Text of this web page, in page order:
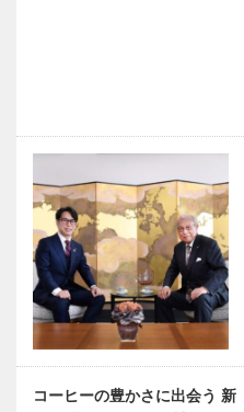
り｜〜第38
兵庫県医師会
の「みんなの
医療社会学」
第178回
徒然なるままに Vol.7
コーヒーの豊かさに出会う 新